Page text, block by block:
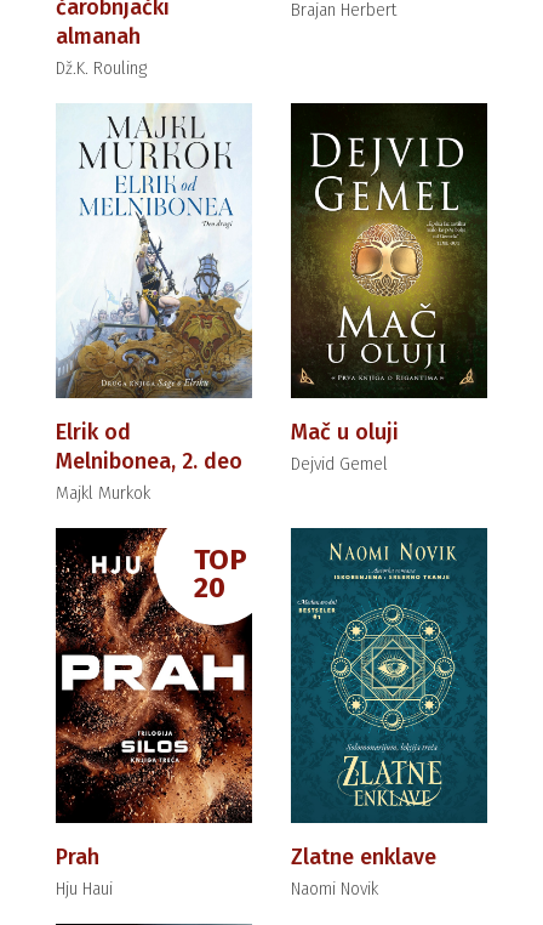
čarobnjački
almanah
Dž.K. Rouling
Brajan Herbert
Elrik od
Melnibonea, 2. deo
Majkl Murkok
Mač u oluji
Dejvid Gemel
TOP
20
Prah
Hju Haui
Zlatne enklave
Naomi Novik